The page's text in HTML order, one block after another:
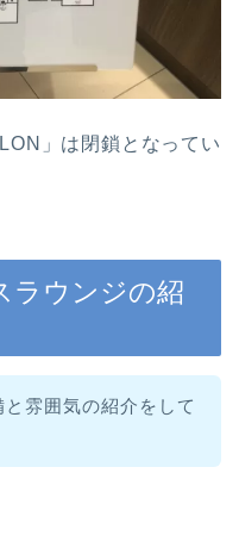
」は閉鎖となってい
ラウンジの紹
雰囲気の紹介をして